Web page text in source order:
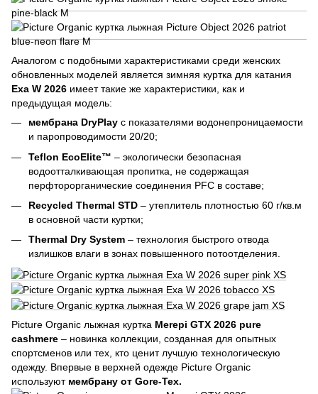
Аналогом с подобными характеристиками среди женских
обновленных моделей является зимняя куртка для катания
Exa W 2026 имеет такие же характеристики, как и
предыдущая модель:
мембрана DryPlay с показателями водонепроницаемости
и паропроводимости 20/20;
Teflon EcoElite™ – экологически безопасная
водоотталкивающая пропитка, не содержащая
перфторорганические соединения PFC в составе;
Recycled Thermal STD – утеплитель плотностью 60 г/кв.м
в основной части куртки;
Thermal Dry System – технология быстрого отвода
излишков влаги в зонах повышенного потоотделения.
Picture Organic лыжная куртка Merepi GTX 2026 pure
cashmere – новинка коллекции, созданная для опытных
спортсменов или тех, кто ценит лучшую технологическую
одежду. Впервые в верхней одежде Picture Organic
используютмембрану от Gore-Tex.